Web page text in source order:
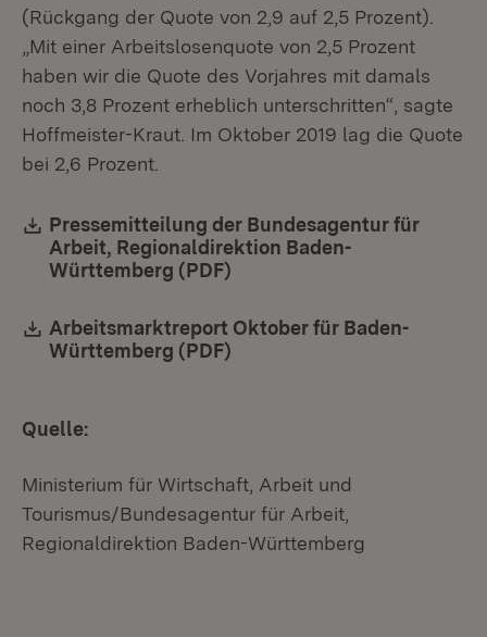
(Rückgang der Quote von 2,9 auf 2,5 Prozent).
„Mit einer Arbeitslosenquote von 2,5 Prozent
haben wir die Quote des Vorjahres mit damals
noch 3,8 Prozent erheblich unterschritten“, sagte
Hoffmeister-Kraut. Im Oktober 2019 lag die Quote
bei 2,6 Prozent.
Download:
Pressemitteilung der Bundesagentur für
Arbeit, Regionaldirektion Baden-
Württemberg (PDF)
Download:
Arbeitsmarktreport Oktober für Baden-
Württemberg (PDF)
Quelle:
Ministerium für Wirtschaft, Arbeit und
Tourismus/Bundesagentur für Arbeit,
Regionaldirektion Baden-Württemberg